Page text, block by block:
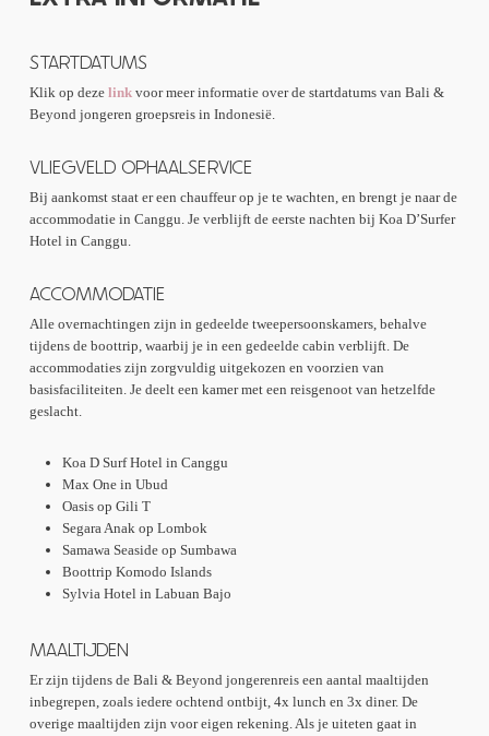
eiland bewonen, voordat ze op zoek gaan naar deze prehistorische
deze waanzinnige dieren bewonen. Onze reis gaat dan verder naar het
oosten richting het prachtige resort in Labuan Bajo, Flores. Geniet van
een afscheidsdiner en drankje met de groep.
STARTDATUMS
Klik op deze linkvoor meer informatie over de startdatums van Bali &
Beyond jongeren groepsreis in Indonesië.
VLIEGVELD OPHAALSERVICE
Bij aankomst staat er een chauffeur op je te wachten, en brengt je naar de
accommodatie in Canggu. Je verblijft de eerste nachten bij Koa D’Surfer
Hotel in Canggu.
ACCOMMODATIE
Alle overnachtingen zijn in gedeelde tweepersoonskamers, behalve
tijdens de boottrip, waarbij je in een gedeelde cabin verblijft. De
accommodaties zijn zorgvuldig uitgekozen en voorzien van
basisfaciliteiten. Je deelt een kamer met een reisgenoot van hetzelfde
geslacht.
Koa D Surf Hotel in Canggu
Max One in Ubud
Oasis op Gili T
Segara Anak op Lombok
Samawa Seaside op Sumbawa
Boottrip Komodo Islands
Sylvia Hotel in Labuan Bajo
MAALTIJDEN
Er zijn tijdens de Bali & Beyond jongerenreis een aantal maaltijden
inbegrepen, zoals iedere ochtend ontbijt, 4x lunch en 3x diner. De
overige maaltijden zijn voor eigen rekening. Als je uiteten gaat in